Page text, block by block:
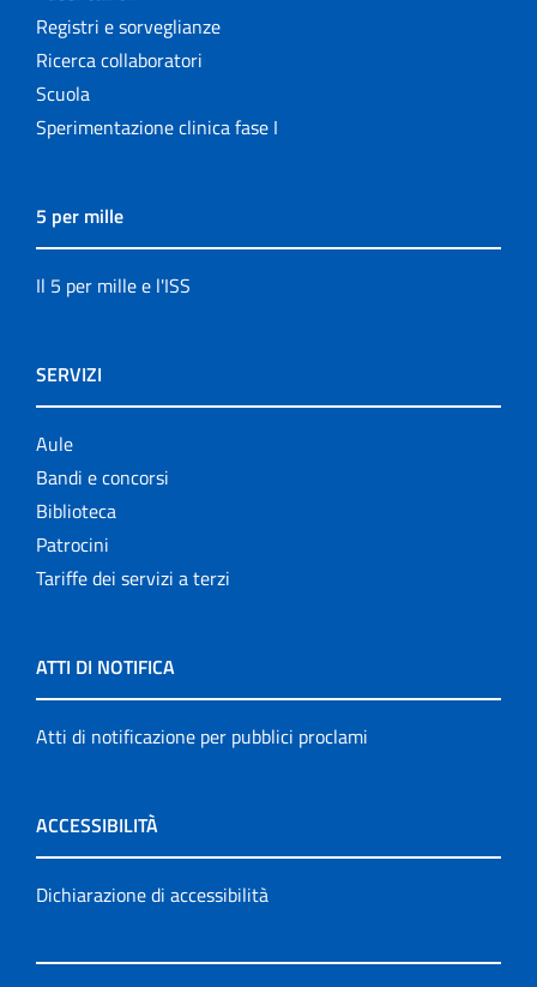
Registri e sorveglianze
Ricerca collaboratori
Scuola
Sperimentazione clinica fase I
5 per mille
Il 5 per mille e l'ISS
SERVIZI
Aule
Bandi e concorsi
Biblioteca
Patrocini
Tariffe dei servizi a terzi
ATTI DI NOTIFICA
Atti di notificazione per pubblici proclami
ACCESSIBILITÀ
Dichiarazione di accessibilità